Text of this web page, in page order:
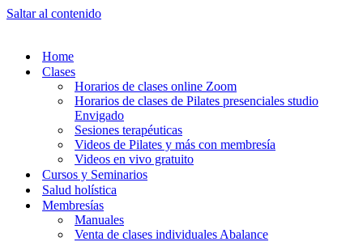
Saltar al contenido
Home
Clases
Horarios de clases online Zoom
Horarios de clases de Pilates presenciales studio
Envigado
Sesiones terapéuticas
Videos de Pilates y más con membresía
Videos en vivo gratuito
Cursos y Seminarios
Salud holística
Membresías
Manuales
Venta de clases individuales Abalance